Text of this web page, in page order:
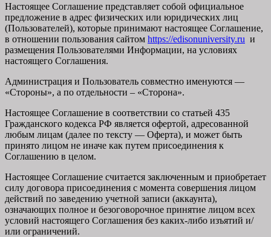
Настоящее Соглашение представляет собой официальное
предложение в адрес физических или юридических лиц
(Пользователей), которые принимают настоящее Соглашение,
в отношении пользования сайтом https://edisonuniversity.ru и
размещения Пользователями Информации, на условиях
настоящего Соглашения.
Администрация и Пользователь совместно именуются —
«Стороны», а по отдельности – «Сторона».
Настоящее Соглашение в соответствии со статьей 435
Гражданского кодекса РФ является офертой, адресованной
любым лицам (далее по тексту — Оферта), и может быть
принято лицом не иначе как путем присоединения к
Соглашению в целом.
Настоящее Соглашение считается заключенным и приобретает
силу договора присоединения с момента совершения лицом
действий по заведению учетной записи (аккаунта),
означающих полное и безоговорочное принятие лицом всех
условий настоящего Соглашения без каких-либо изъятий и/
или ограничений.